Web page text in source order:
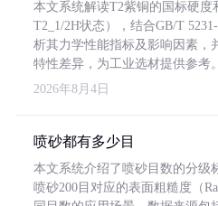
本文系统解读T2紫铜的国标硬度
T2_1/2H状态），结合GB/T
析其力学性能指标及影响因素，
特性差异，为工业选材提供参考。
2026年8月4日
喷砂都有多少目
本文系统介绍了喷砂目数的分级
喷砂200目对应的表面粗糙度（